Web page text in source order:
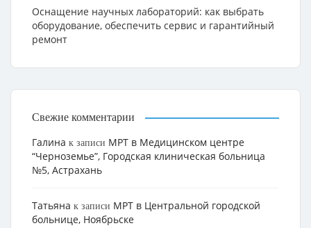
Оснащение научных лабораторий: как выбрать
оборудование, обеспечить сервис и гарантийный
ремонт
Свежие комментарии
Галина к записи МРТ в Медицинском центре
“Черноземье”, Городская клиническая больница
№5, Астрахань
Татьяна к записи МРТ в Центральной городской
больнице, Ноябрьске